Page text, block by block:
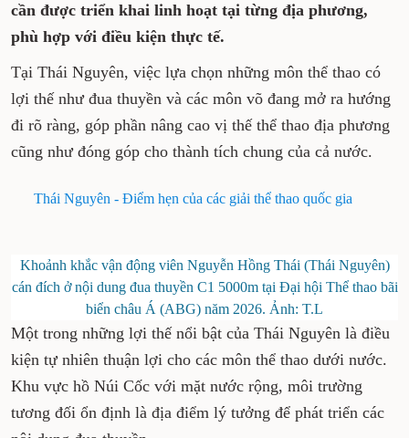
cần được triển khai linh hoạt tại từng địa phương,
phù hợp với điều kiện thực tế.
Tại Thái Nguyên, việc lựa chọn những môn thể thao có
lợi thế như đua thuyền và các môn võ đang mở ra hướng
đi rõ ràng, góp phần nâng cao vị thế thể thao địa phương
cũng như đóng góp cho thành tích chung của cả nước.
Thái Nguyên - Điểm hẹn của các giải thể thao quốc gia
Khoảnh khắc vận động viên Nguyễn Hồng Thái (Thái Nguyên)
cán đích ở nội dung đua thuyền C1 5000m tại Đại hội Thể thao bãi
biển châu Á (ABG) năm 2026. Ảnh: T.L
Một trong những lợi thế nổi bật của Thái Nguyên là điều
kiện tự nhiên thuận lợi cho các môn thể thao dưới nước.
Khu vực hồ Núi Cốc với mặt nước rộng, môi trường
tương đối ổn định là địa điểm lý tưởng để phát triển các